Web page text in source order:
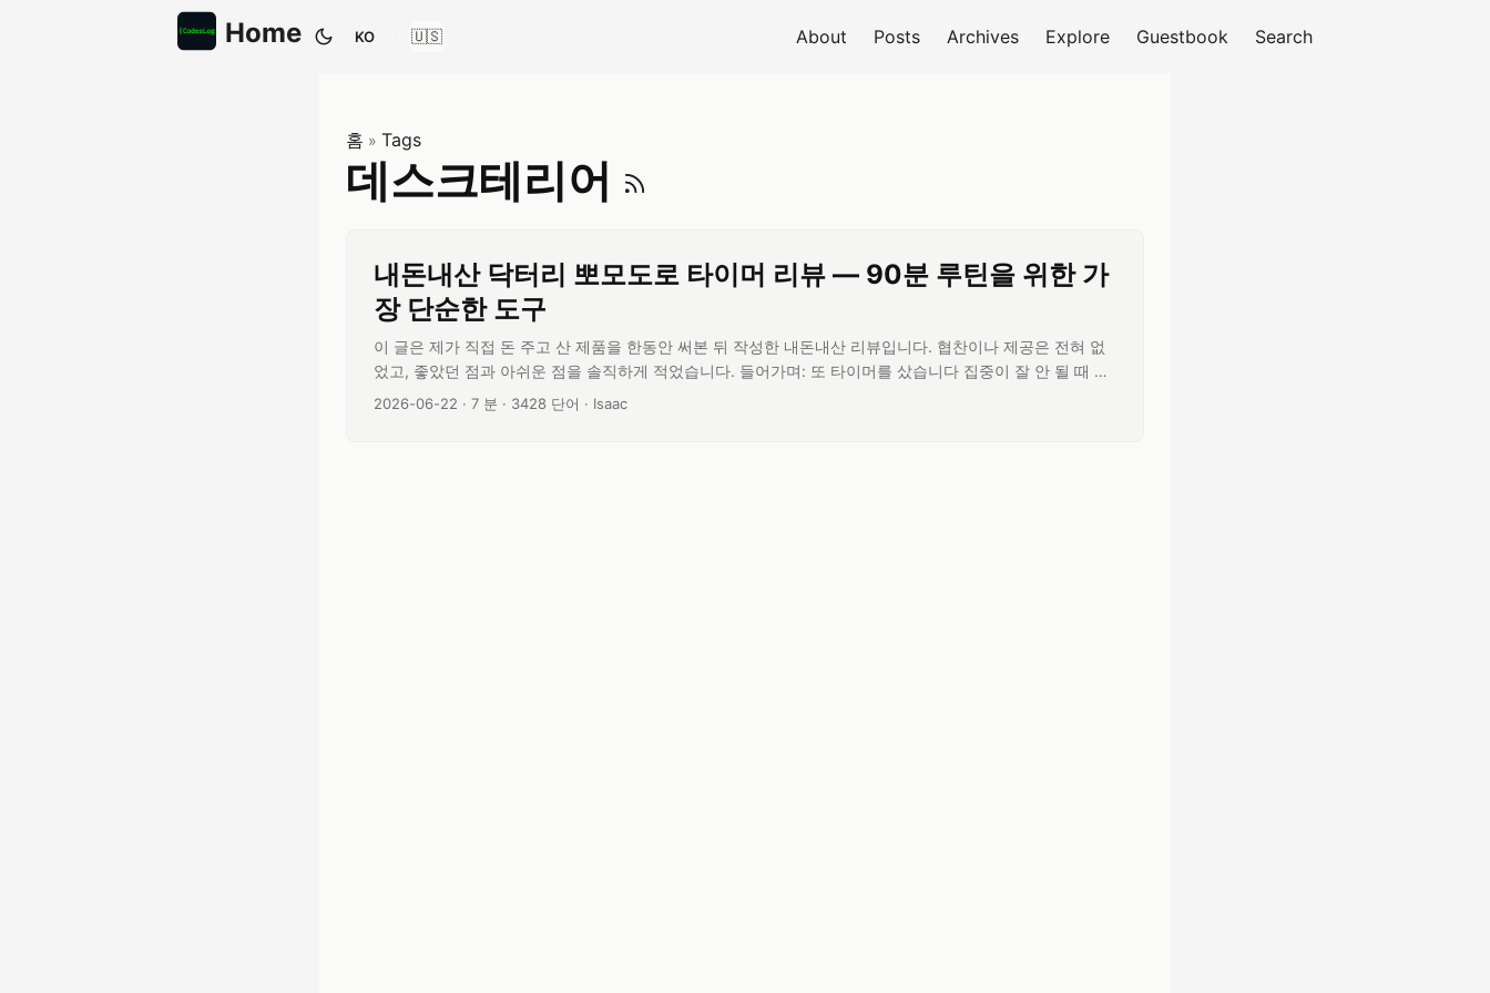
Home KO About Posts Archives Explore Guestbook Search
홈 » Tags
데스크테리어
내돈내산 닥터리 뽀모도로 타이머 리뷰 — 90분 루틴을 위한 가
장 단순한 도구
이 글은 제가 직접 돈 주고 산 제품을 한동안 써본 뒤 작성한 내돈내산 리뷰입니다. 협찬이나 제공은 전혀 없
었고, 좋았던 점과 아쉬운 점을 솔직하게 적었습니다. 들어가며: 또 타이머를 샀습니다 집중이 잘 안 될 때 가
장 손쉽게 꺼내 드는 도구가 타이머죠. “25분만 집중하고 5분 쉬자"는 뽀모도로 기법, 한 번쯤 들어보셨을 거
글 작성일:
2026-06-22 · 글 읽기 시간:
7 분 · 글 단어 수:
3428 단어 · 글쓴이:
Isaac